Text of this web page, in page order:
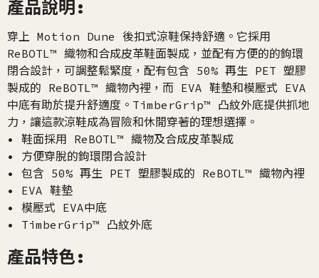
產品說明:
穿上 Motion Dune 後扣式涼鞋保持舒適。它採用
ReBOTL™ 織物和合成皮革鞋面製成，並配有方便的的鉤環
閉合設計，可調整鬆緊度，配有包含 50% 再生 PET 塑膠
製成的 ReBOTL™ 織物內裡，而 EVA 鞋墊和模壓式 EVA
中底有助於提升舒適度。TimberGrip™ 凸紋外底提供抓地
力，讓這款涼鞋成為冒險和休閒穿著的理想選擇。
• 鞋面採用 ReBOTL™ 織物及合成皮革製成
• 方便穿脫的鉤環閉合設計
• 包含 50% 再生 PET 塑膠製成的 ReBOTL™ 織物內裡
• EVA 鞋墊
• 模壓式 EVA中底
• TimberGrip™ 凸紋外底
產品特色: